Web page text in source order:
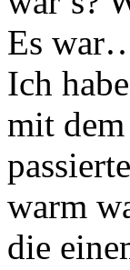
Es
Ich
mit
warm
die